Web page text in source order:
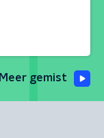
Meer gemist